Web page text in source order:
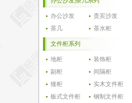
办公沙发
贵宾沙发
茶几
茶水柜
文件柜系列
地柜
装饰柜
副柜
间隔柜
矮柜
实木文件柜
板式文件柜
钢制文件柜